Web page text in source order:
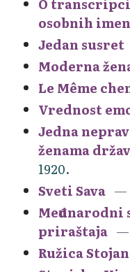
osobnih
Jedan susret
Moderna
Le Même
Vrednost
Jedna
ženama
1920.
Sveti Sava
Međunarodni
priraštaja
Ružica